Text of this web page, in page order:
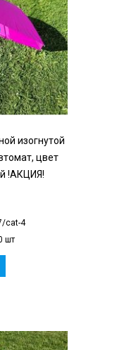
изогнутой
цвет
!АКЦИЯ!
cat-4
шт